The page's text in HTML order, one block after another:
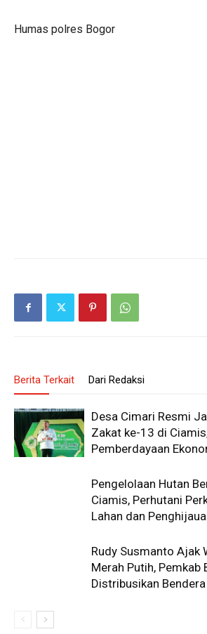
Humas polres Bogor
Berita Terkait Dari Redaksi
Desa Cimari Resmi
Zakat ke-13 di
Pemberdayaan
Pengelolaan Hutan
Ciamis, Perhutani
Lahan dan
Rudy Susmanto Ajak
Merah Putih, Pemkab
Distribusikan